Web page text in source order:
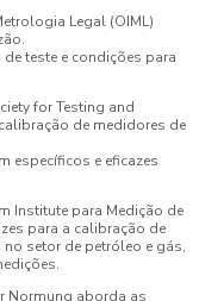
Legal (OIML)
teste e condições para
for Testing and
de medidores de
específicos e eficazes
Institute para Medição de
para a calibração de
setor de petróleo e gás,
Normung aborda as